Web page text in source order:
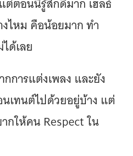
ต่ตอนนี้รู้สึกดีมาก เฮลธ์
ไหม คือน้อยมาก ทำ
ด้เลย
การแต่งเพลง และยัง
เทนต์ไปด้วยอยู่บ้าง แต่
กให้คน Respect ใน